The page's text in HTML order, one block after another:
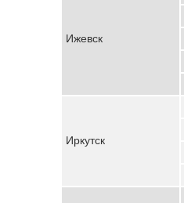
Ижевск
Иркутск